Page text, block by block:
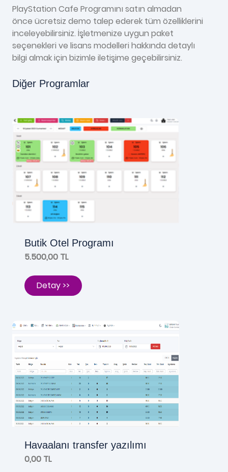
PlayStation Cafe Programını satın almadan
önce ücretsiz demo talep ederek tüm özelliklerini
inceleyebilirsiniz. İşletmenize uygun paket
seçenekleri ve lisans modelleri hakkında detaylı
bilgi almak için bizimle iletişime geçebilirsiniz.
Diğer Programlar
Butik Otel Programı
5.500,00 TL
Detay >>
Havaalanı transfer yazılımı
0,00 TL